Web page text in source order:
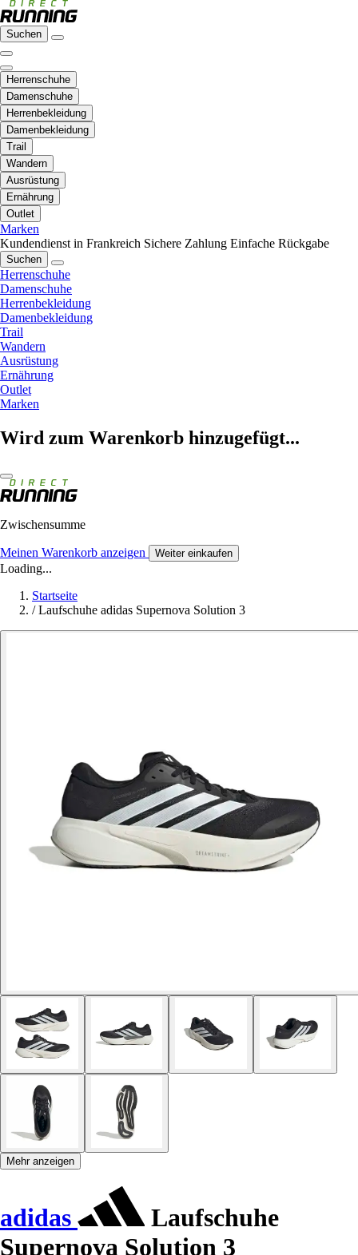
Suchen
Herrenschuhe
Damenschuhe
Herrenbekleidung
Damenbekleidung
Trail
Wandern
Ausrüstung
Ernährung
Outlet
Marken
Kundendienst in Frankreich Sichere Zahlung Einfache Rückgabe
Suchen
Herrenschuhe
Damenschuhe
Herrenbekleidung
Damenbekleidung
Trail
Wandern
Ausrüstung
Ernährung
Outlet
Marken
Wird zum Warenkorb hinzugefügt...
Zwischensumme
Meinen Warenkorb anzeigen Weiter einkaufen
Loading...
Startseite
/ Laufschuhe adidas Supernova Solution 3
Mehr anzeigen
adidas
Laufschuhe
Supernova Solution 3